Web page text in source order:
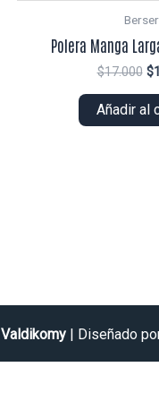
Polera Manga
$17.000 El
$
Añadir al
Valdikomy | Diseñado